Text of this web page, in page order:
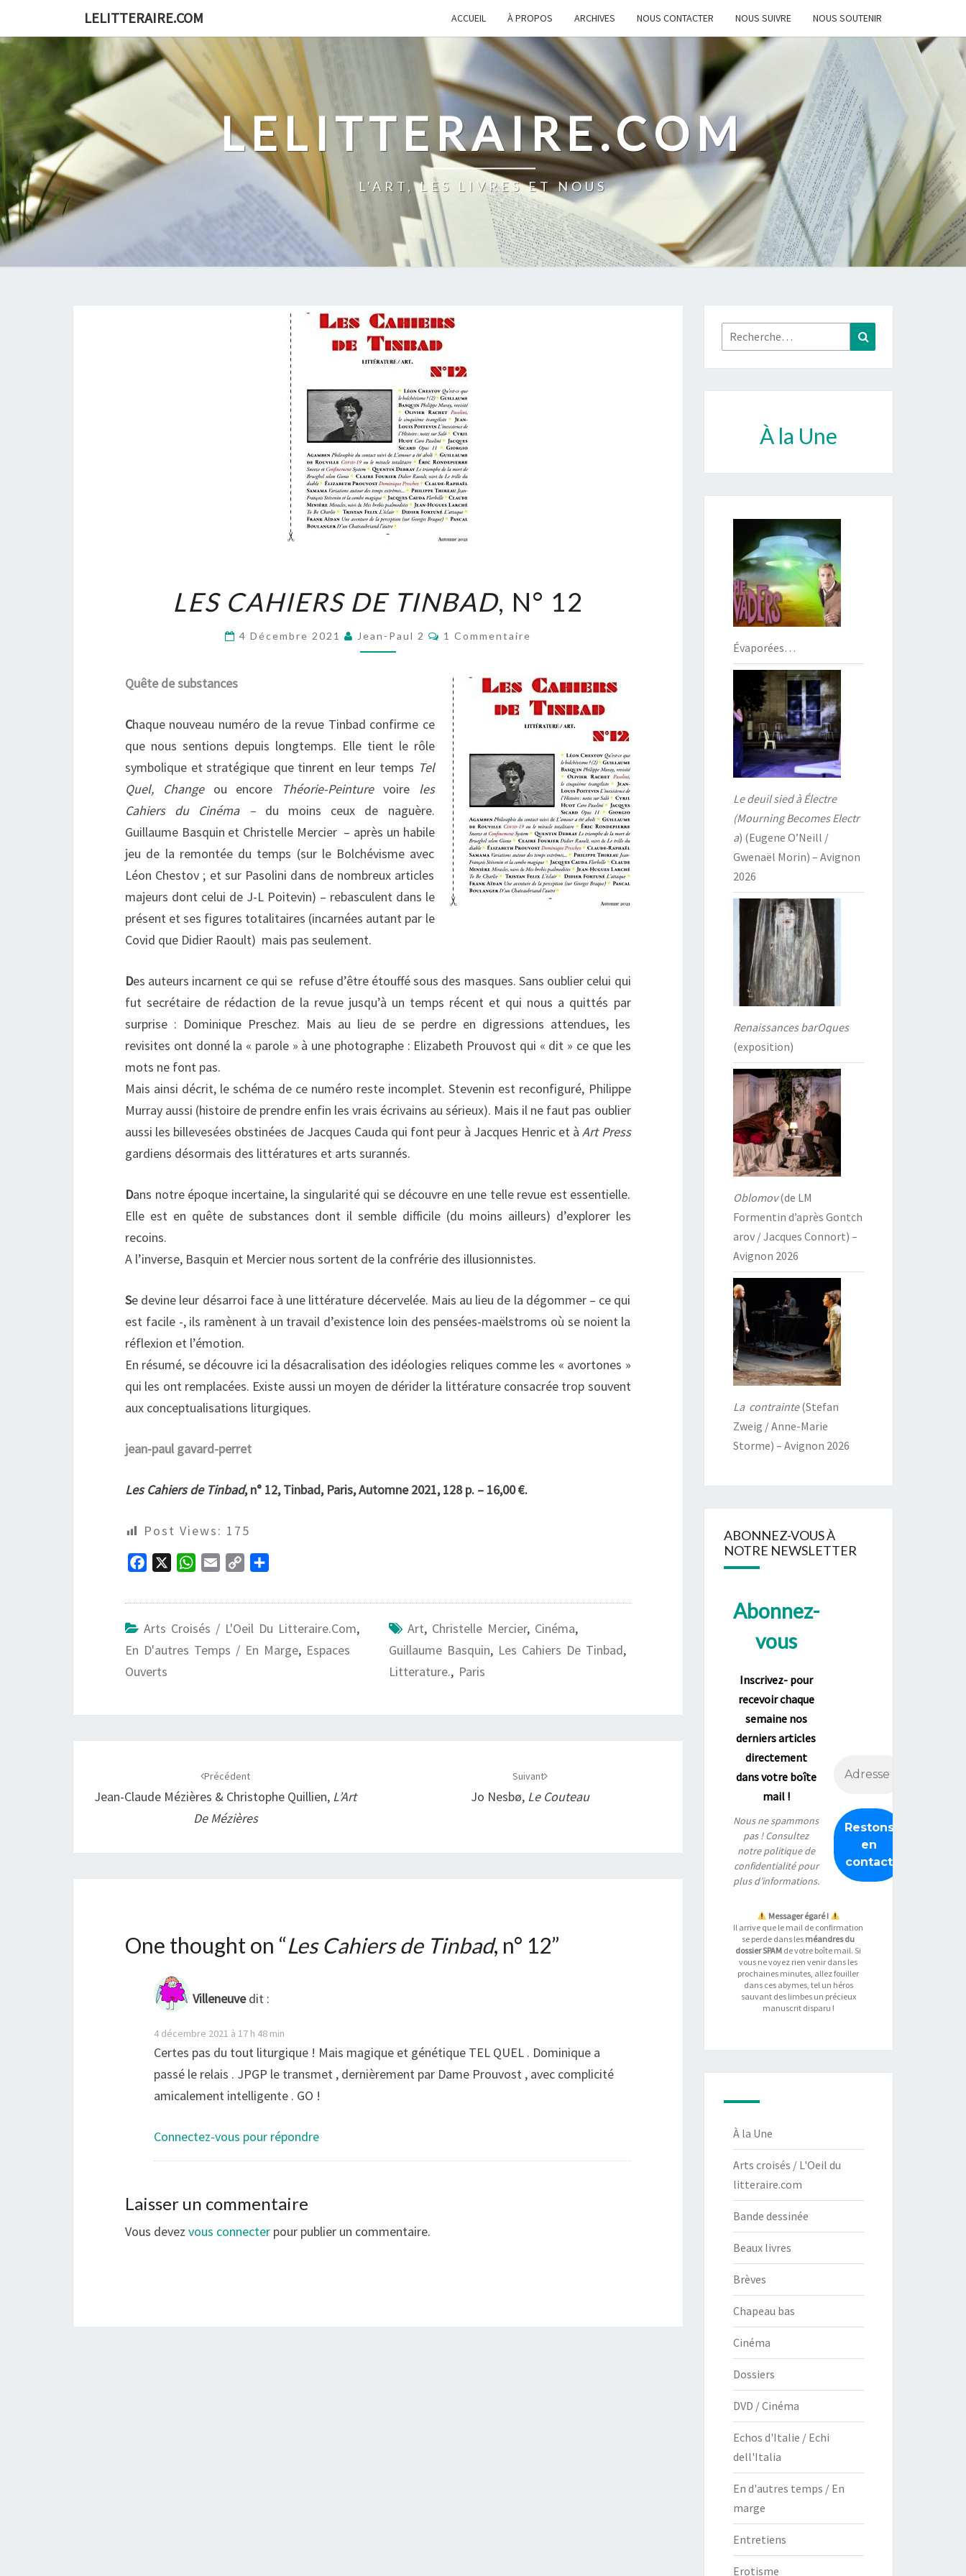
content
LELITTERAIRE.COM ACCUEIL À PROPOS ARCHIVES NOUS CONTACTER NOUS SUIVRE NOUS SOUTENIR
LELITTERAIRE.COM
L'ART, LES LIVRES ET NOUS
CAHIERS
LES CAHIERS DE TINBAD, N° 12
4 Décembre 2021 Jean-Paul 2 Commentaires
1 Commentaire
Quête de substances
Chaque nouveau numéro de la revue Tinbad confirme ce
que nous sentions depuis longtemps. Elle tient le rôle
symbolique et stratégique que tinrent en leur temps Tel
Quel, Changeou encore Théorie-Peinturevoire les
Cahiers du Cinéma – du moins ceux de naguère.
Guillaume Basquin et Christelle Mercier – après un habile
jeu de la remontée du temps (sur le Bolchévisme avec
Léon Chestov ; et sur Pasolini dans de nombreux articles
majeurs dont celui de J-L Poitevin) – rebasculent dans le
présent et ses figures totalitaires (incarnées autant par le
Covid que Didier Raoult) mais pas seulement.
Des auteurs incarnent ce qui se refuse d’être étouffé sous des masques. Sans oublier celui qui
fut secrétaire de rédaction de la revue jusqu’à un temps récent et qui nous a quittés par
surprise : Dominique Preschez. Mais au lieu de se perdre en digressions attendues, les
revisites ont donné la « parole » à une photographe : Elizabeth Prouvost qui « dit » ce que les
mots ne font pas.
Mais ainsi décrit, le schéma de ce numéro reste incomplet. Stevenin est reconfiguré, Philippe
Murray aussi (histoire de prendre enfin les vrais écrivains au sérieux). Mais il ne faut pas oublier
aussi les billevesées obstinées de Jacques Cauda qui font peur à Jacques Henric et àArt Press
gardiens désormais des littératures et arts surannés.
Dans notre époque incertaine, la singularité qui se découvre en une telle revue est essentielle.
Elle est en quête de substances dont il semble difficile (du moins ailleurs) d’explorer les
recoins.
A l’inverse, Basquin et Mercier nous sortent de la confrérie des illusionnistes.
Se devine leur désarroi face à une littérature décervelée. Mais au lieu de la dégommer – ce qui
est facile -, ils ramènent à un travail d’existence loin des pensées-maëlstroms où se noient la
réflexion et l’émotion.
En résumé, se découvre ici la désacralisation des idéologies reliques comme les « avortones »
qui les ont remplacées. Existe aussi un moyen de dérider la littérature consacrée trop souvent
aux conceptualisations liturgiques.
jean-paul gavard-perret
Les Cahiers de Tinbad, n° 12, Tinbad, Paris, Automne 2021, 128 p. – 16,00 €.
Post Views: 175
c
b
o
o
W
a
s
A
a
p
L
i
r
a
g
Arts Croisés / L'Oeil Du Litteraire.com,
En D'autres Temps / En Marge, Espaces
Ouverts
Art, Christelle Mercier, Cinéma,
Guillaume Basquin, Les Cahiers De Tinbad,
Litterature., Paris
Précédent
Jean-Claude Mézières & Christophe Quillien, L’Art
De Mézières
Suivant
Jo Nesbø, Le Couteau
One thought on “Les Cahiers de Tinbad, n° 12”
Villeneuve dit :
4 décembre 2021 à 17 h 48 min
Certes pas du tout liturgique ! Mais magique et génétique TEL QUEL . Dominique a
passé le relais . JPGP le transmet , dernièrement par Dame Prouvost , avec complicité
amicalement intelligente . GO !
Connectez-vous pour répondre
Laisser un commentaire
Vous devez vous connecter pour publier un commentaire.
Rechercher :
À la Une
Évaporées…
Le deuil sied à Électre
(Mourning Becomes Electr
a) (Eugene O’Neill /
Gwenaël Morin) – Avignon
2026
Renaissances barOques
(exposition)
Oblomov(de LM
Formentin d’après Gontch
arov / Jacques Connort) –
Avignon 2026
La contrainte(Stefan
Zweig / Anne-Marie
Storme) – Avignon 2026
ABONNEZ-VOUS À
NOTRE NEWSLETTER
Abonnez-
vous
Inscrivez- pour
recevoir chaque
semaine nos
derniers articles
directement
dans votre boîte
mail !
Nous ne spammons
pas ! Consultez
notrepolitique de
confidentialitépour
plus d’informations.
Messager égaré !
Il arrive que le mail de confirmation
se perde dans les méandres du
dossier SPAM de votre boîte mail. Si
vous ne voyez rien venir dans les
prochaines minutes, allez fouiller
dans ces abymes, tel un héros
sauvant des limbes un précieux
manuscrit disparu !
À la Une
Arts croisés / L'Oeil du
litteraire.com
Bande dessinée
Beaux livres
Brèves
Chapeau bas
Cinéma
Dossiers
DVD / Cinéma
Echos d'Italie / Echi
dell'Italia
En d'autres temps / En
marge
Entretiens
Erotisme